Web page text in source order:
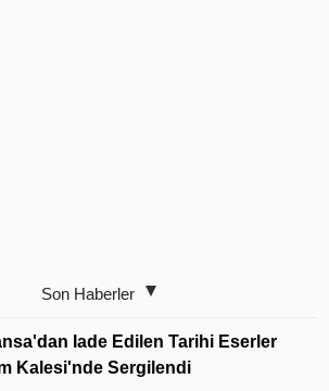
Son Haberler
Iade Edilen Tarihi Eserler
Kalesi'nde Sergilendi